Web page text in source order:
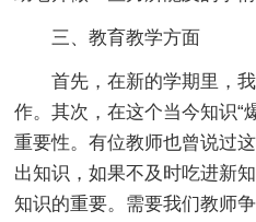
三、教育教学方面
首先，在新的学期里，
作。其次，在这个当今知识“
重要性。有位教师也曾说过
出知识，如果不及时吃进新
知识的重要。需要我们教师